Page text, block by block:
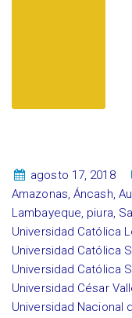
agosto 17, 2018
Amazonas,Áncash,
Lambayeque, piura,
Universidad Católica
Universidad Católica
Universidad Católica
Universidad César
Universidad Nacional